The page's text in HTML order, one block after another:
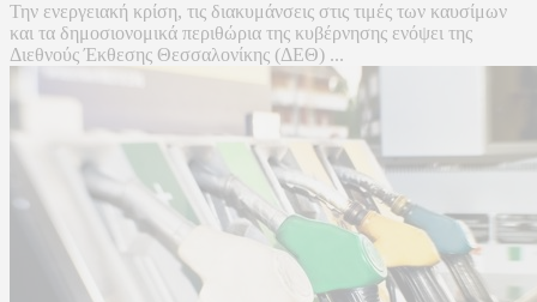
Την ενεργειακή κρίση, τις διακυμάνσεις στις τιμές των καυσίμων
και τα δημοσιονομικά περιθώρια της κυβέρνησης ενόψει της
Διεθνούς Έκθεσης Θεσσαλονίκης (ΔΕΘ) ...